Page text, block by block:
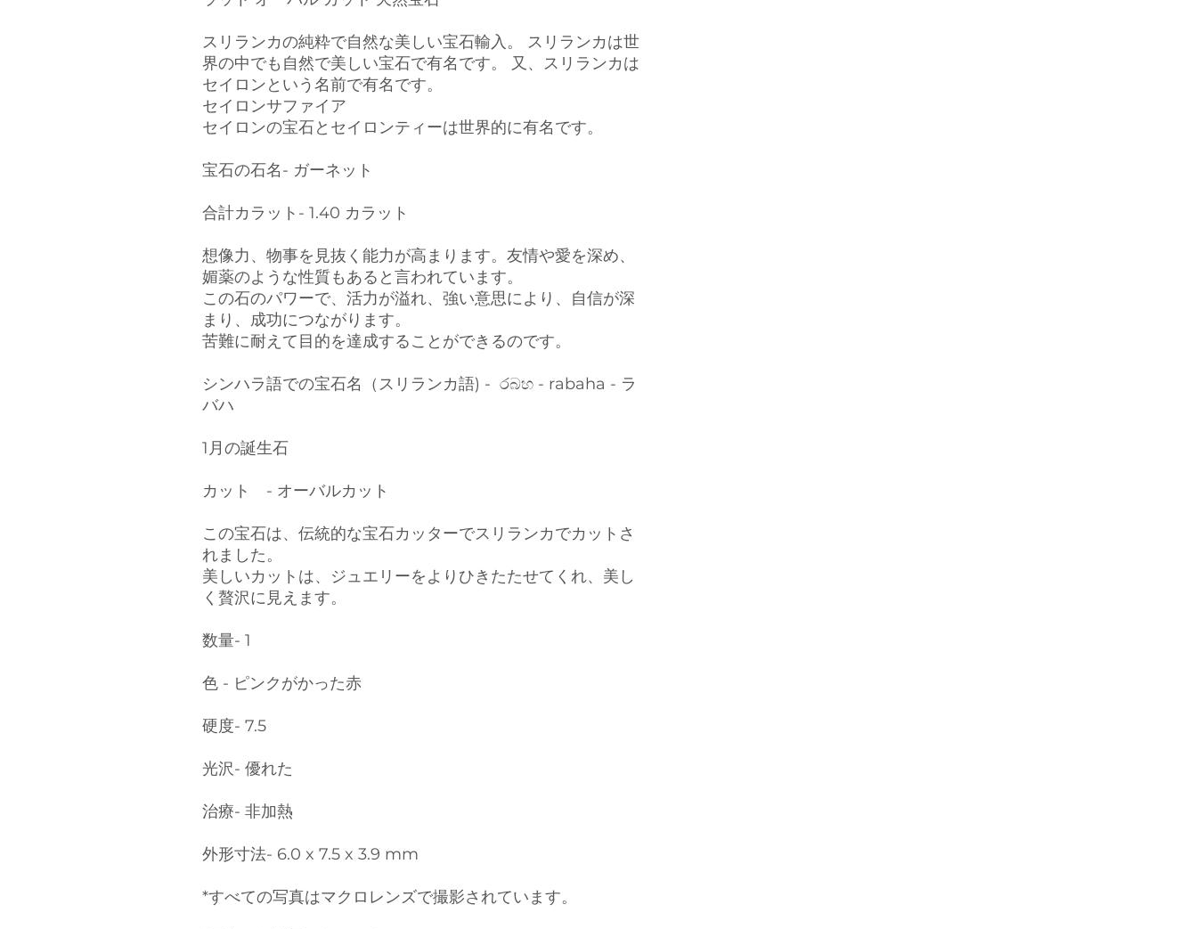
スリランカの純粋で自然な美しい宝石輸入。 スリランカは世
界の中でも自然で美しい宝石で有名です。 又、スリランカは
セイロンという名前で有名です。
セイロンサファイア
セイロンの宝石とセイロンティーは世界的に有名です。
宝石の石名- ガーネット
合計カラット- 1.40 カラット
想像力、物事を見抜く能力が高まります。友情や愛を深め、
媚薬のような性質もあると言われています。
この石のパワーで、活力が溢れ、強い意思により、自信が深
まり、成功につながります。
苦難に耐えて目的を達成することができるのです。
シンハラ語での宝石名（スリランカ語) - රබහ - rabaha - ラ
バハ
1月の誕生石
カット - オーバルカット
この宝石は、伝統的な宝石カッターでスリランカでカットさ
れました。
美しいカットは、ジュエリーをよりひきたたせてくれ、美し
く贅沢に見えます。
数量- 1
色 - ピンクがかった赤
硬度- 7.5
光沢- 優れた
治療- 非加熱
外形寸法- 6.0 x 7.5 x 3.9 mm
*すべての写真はマクロレンズで撮影されています。